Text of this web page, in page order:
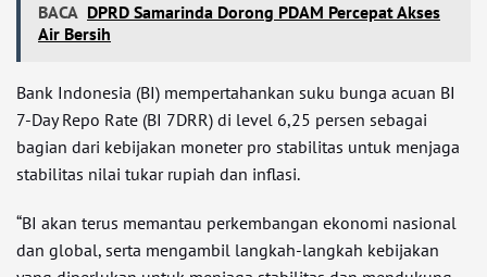
BACA DPRD Samarinda Dorong PDAM Percepat Akses
Air Bersih
Bank Indonesia (BI) mempertahankan suku bunga acuan BI
7-Day Repo Rate (BI 7DRR) di level 6,25 persen sebagai
bagian dari kebijakan moneter pro stabilitas untuk menjaga
stabilitas nilai tukar rupiah dan inflasi.
“BI akan terus memantau perkembangan ekonomi nasional
dan global, serta mengambil langkah-langkah kebijakan